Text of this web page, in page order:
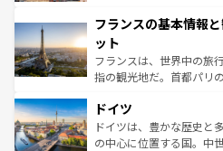
ませてくれるイタリアで
なお、新着のイタリア情報
しい。
文化が根付くこの国では
れる闘牛、そして美味し
る。首都マドリードの洗
アートに溢れた街角から
せる。地方によって風土
ンテンツ一覧を参照して
フランスの基本情報
ット
フランスは、世界中の旅
指の観光地だ。首都パリ
で、幅広い魅力が詰まっ
聖堂、美しいビーチ、そ
から魅了する。また、フ
ドイツ
ドイツは、豊かな歴史と
の中心に位置する国。中